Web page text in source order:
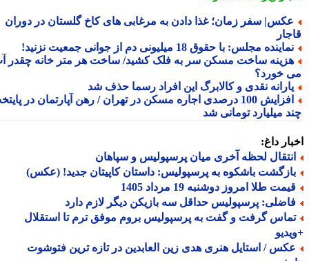
سفر زمان؛ غذا دادن به مرغابی های کاخ گلستان در دوران
مجلس: با حقوق 18 میلیونی دم از جوانی جمعیت نزنید!
ساخت مسکن سر به فلک کشید/ ساخت هر متر خانه چقدر آب
خورد؟
نقدی و کالابرگ این افراد رسما حذف شد
افزایش 100 درصدی اجاره مسکن در تهران / رهن آپارتمان در پایتخت
میلیارد تومانی شد
داغ:
لحظه آخری میان پرسپولیس و سپاهان
باشکوه به پرسپولیس: داستان کاپیتان جدید! (عکس)
طلا امروز دوشنبه 19 مرداد 1405
پرسپولیس حداقل سه بازیکن دیگر لازم دارد
گرفت و گفت به پرسپولیس بروم موفق ترم تا استقلال
/ استایل هنری هدی زین العابدین در تازه ترین فتوشوت